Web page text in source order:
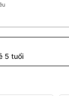
5 tuổi